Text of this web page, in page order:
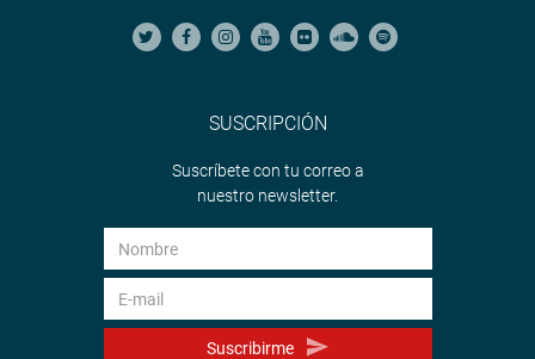
SUSCRIPCIÓN
Suscríbete con tu correo a
nuestro newsletter.
Suscribirme